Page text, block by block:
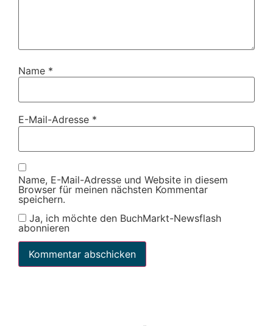
Name *
E-Mail-Adresse *
Name, E-Mail-Adresse und Website in diesem
Browser für meinen nächsten Kommentar
speichern.
Ja, ich möchte den BuchMarkt-Newsflash
abonnieren